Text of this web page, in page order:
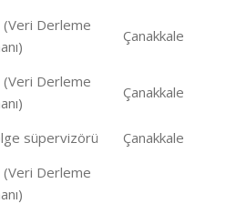
(Veri Derleme
Çanakkale
(Veri Derleme
Çanakkale
süpervizörü Çanakkale
(Veri Derleme